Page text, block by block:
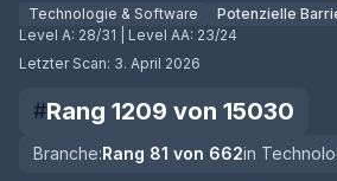
Technologie & Software
Potenzielle
Level A: 28/31 | Level AA: 23/24
Letzter Scan: 3. April 2026
#Rang 1209 von 15030
Branche:Rang 81 von 662in